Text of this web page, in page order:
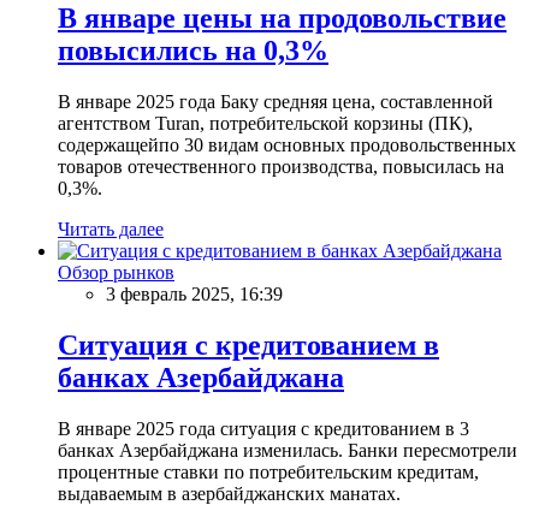
В январе цены на продовольствие
повысились на 0,3%
В январе 2025 года Баку средняя цена, составленной
агентством Turan, потребительской корзины (ПК),
содержащейпо 30 видам основных продовольственных
товаров отечественного производства, повысилась на
0,3%.
Читать далее
Обзор рынков
3 февраль 2025, 16:39
Ситуация с кредитованием в
банках Азербайджана
В январе 2025 года ситуация с кредитованием в 3
банках Азербайджана изменилась. Банки пересмотрели
процентные ставки по потребительским кредитам,
выдаваемым в азербайджанских манатах.